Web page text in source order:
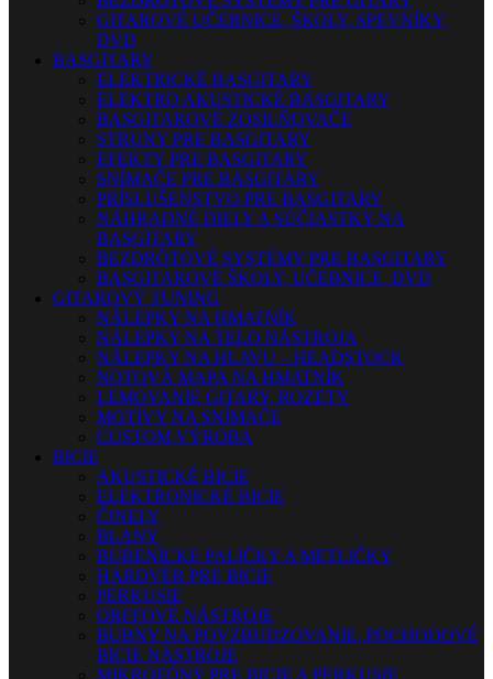
GITAROVÉ UČEBNICE, ŠKOLY, SPEVNÍKY,
DVD
BASGITARY
ELEKTRICKÉ BASGITARY
ELEKTRO AKUSTICKÉ BASGITARY
BASGITAROVÉ ZOSILŇOVAČE
STRUNY PRE BASGITARY
EFEKTY PRE BASGITARY
SNÍMAČE PRE BASGITARY
PRÍSLUŠENSTVO PRE BASGITARY
NÁHRADNÉ DIELY A SÚČIASTKY NA
BASGITARY
BEZDRÔTOVÉ SYSTÉMY PRE BASGITARY
BASGITAROVÉ ŠKOLY, UČEBNICE, DVD
GITAROVÝ TUNING
NÁLEPKY NA HMATNÍK
NÁLEPKY NA TELO NÁSTROJA
NÁLEPKY NA HLAVU – HEADSTOCK
NOTOVÁ MAPA NA HMATNÍK
LEMOVANIE GITARY, ROZETY
MOTÍVY NA SNÍMAČE
CUSTOM VÝROBA
BICIE
AKUSTICKÉ BICIE
ELEKTRONICKÉ BICIE
ČINELY
BLANY
BUBENÍCKE PALIČKY A METLIČKY
HARDVÉR PRE BICIE
PERKUSIE
ORFFOVÉ NÁSTROJE
BUBNY NA POVZBUDZOVANIE, POCHODOVÉ
BICIE NÁSTROJE
MIKROFÓNY PRE BICIE A PERKUSIE